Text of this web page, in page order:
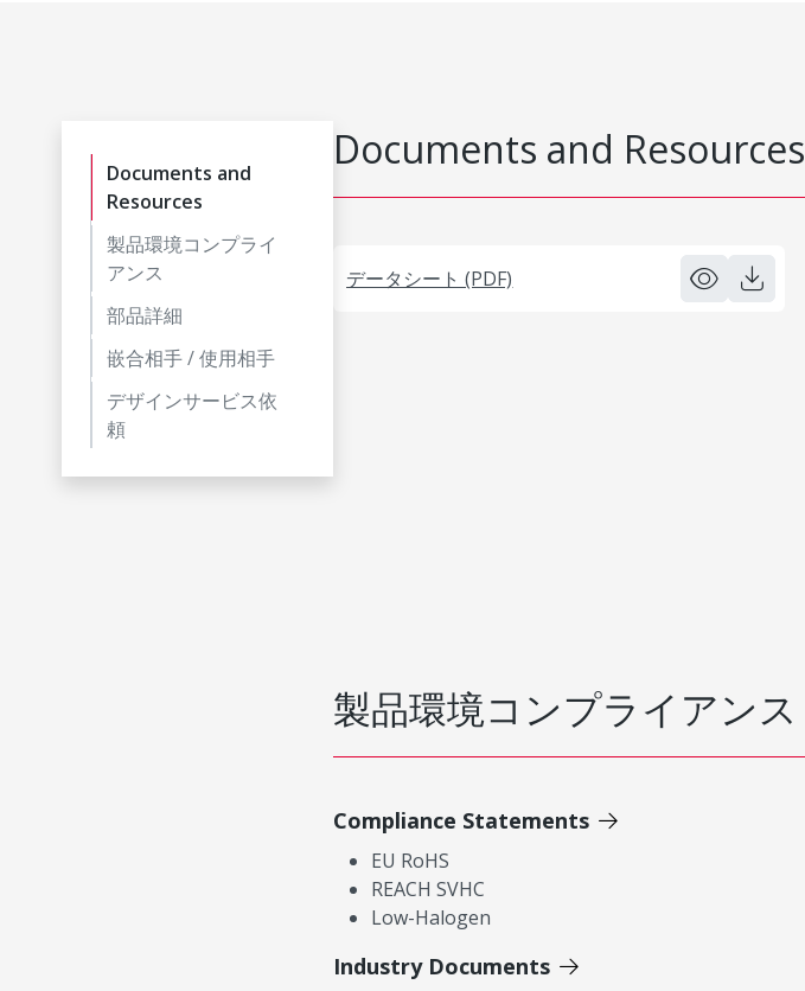
Documents and
Resources
製品環境コンプライ
アンス
部品詳細
嵌合相手 / 使用相手
デザインサービス依
頼
Documents and Resources
データシート (PDF)
製品環境コンプライアンス
Compliance Statements
EU RoHS
REACH SVHC
Low-Halogen
Industry Documents